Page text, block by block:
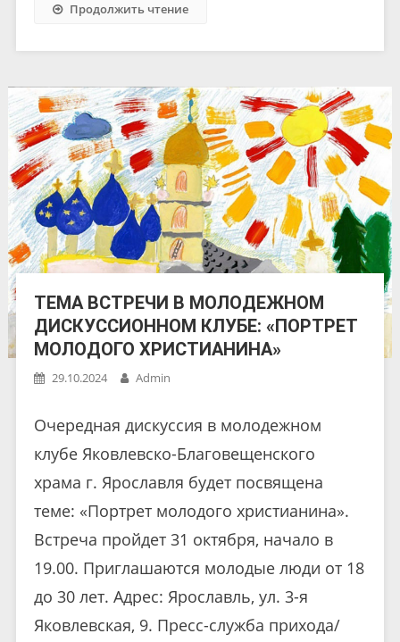
Продолжить чтение
ТЕМА ВСТРЕЧИ В МОЛОДЕЖНОМ
ДИСКУССИОННОМ КЛУБЕ: «ПОРТРЕТ
МОЛОДОГО ХРИСТИАНИНА»
29.10.2024 Admin
Очередная дискуссия в молодежном
клубе Яковлевско-Благовещенского
храма г. Ярославля будет посвящена
теме: «Портрет молодого христианина».
Встреча пройдет 31 октября, начало в
19.00. Приглашаются молодые люди от 18
до 30 лет. Адрес: Ярославль, ул. 3-я
Яковлевская, 9. Пресс-служба прихода/